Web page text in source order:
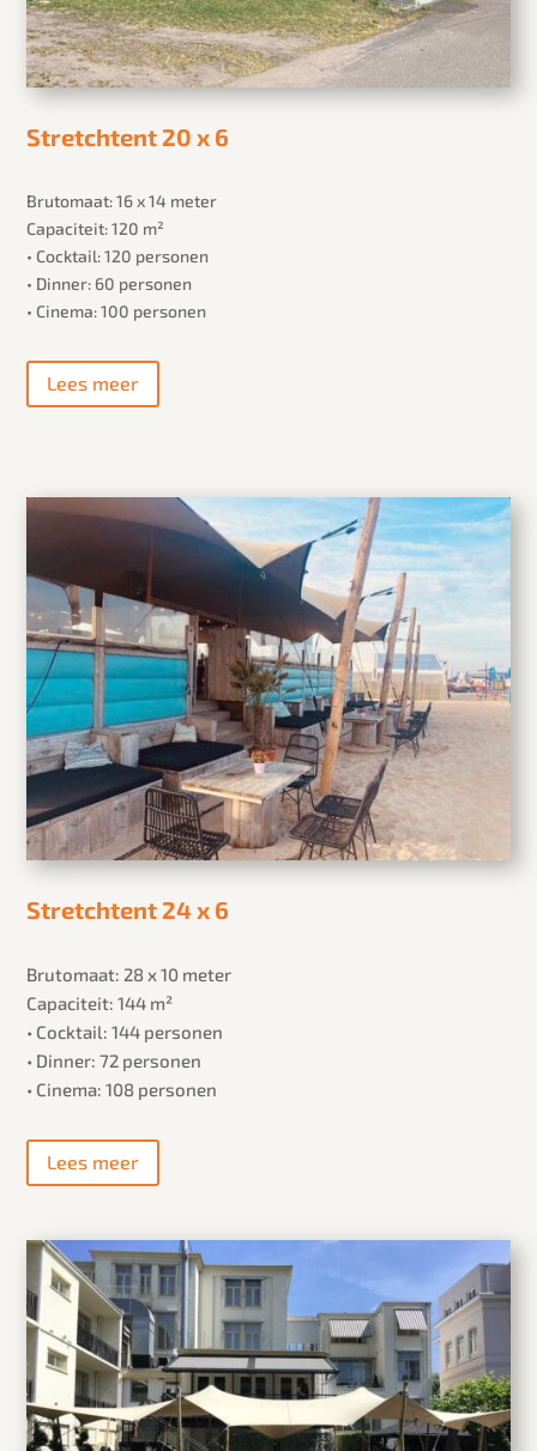
Stretchtent 20 x 6
Brutomaat: 16 x 14 meter
Capaciteit: 120 m²
• Cocktail: 120 personen
• Dinner: 60 personen
• Cinema: 100 personen
Lees meer
Stretchtent 24 x 6
Brutomaat: 28 x 10 meter
Capaciteit: 144 m²
• Cocktail: 144 personen
• Dinner: 72 personen
• Cinema: 108 personen
Lees meer